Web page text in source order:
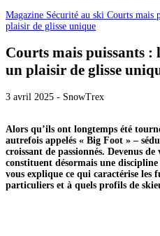
Magazine Sécurité au ski Courts mais
plaisir de glisse unique
Courts mais puissants :
un plaisir de glisse
3 avril 2025 - SnowTrex
Alors qu’ils ont longtemps été
autrefois appelés « Big Foot » –
croissant de passionnés. Devenus
constituent désormais une
vous explique ce qui caractérise les
particuliers et à quels profils de